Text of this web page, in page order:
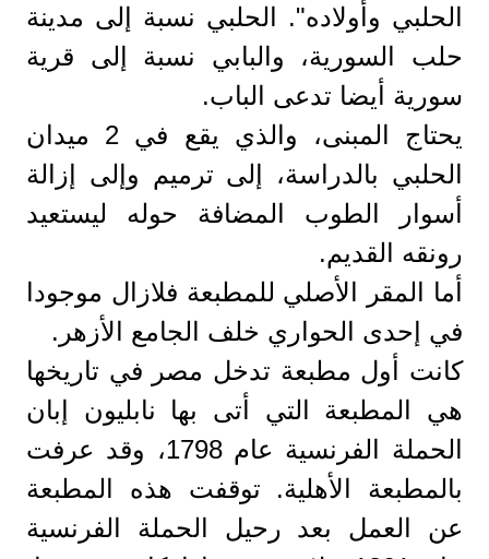
الحلبي وأولاده". الحلبي نسبة إلى مدينة
حلب السورية، والبابي نسبة إلى قرية
سورية أيضا تدعى الباب.
يحتاج المبنى، والذي يقع في 2 ميدان
الحلبي بالدراسة، إلى ترميم وإلى إزالة
أسوار الطوب المضافة حوله ليستعيد
رونقه القديم.
أما المقر الأصلي للمطبعة فلازال موجودا
في إحدى الحواري خلف الجامع الأزهر.
كانت أول مطبعة تدخل مصر في تاريخها
هي المطبعة التي أتى بها نابليون إبان
الحملة الفرنسية عام 1798، وقد عرفت
بالمطبعة الأهلية. توقفت هذه المطبعة
عن العمل بعد رحيل الحملة الفرنسية